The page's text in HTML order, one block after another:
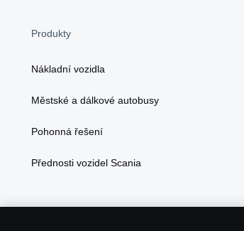
Produkty
Nákladní vozidla
Městské a dálkové autobusy
Pohonná řešení
Přednosti vozidel Scania